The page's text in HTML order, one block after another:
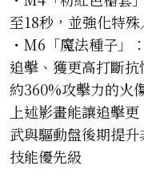
至18秒，並強化特
・M6「魔法種子」
追擊、獲更高打斷
約360%攻擊力的火
上述影畫能讓追擊
武與驅動盤後期提
技能優先級